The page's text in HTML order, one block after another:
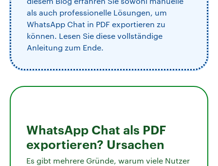
als auch professionelle Lösungen, um
WhatsApp Chat in PDF exportieren zu
können. Lesen Sie diese vollständige
Anleitung zum Ende.
WhatsApp Chat als PDF
exportieren? Ursachen
Es gibt mehrere Gründe, warum viele Nutzer